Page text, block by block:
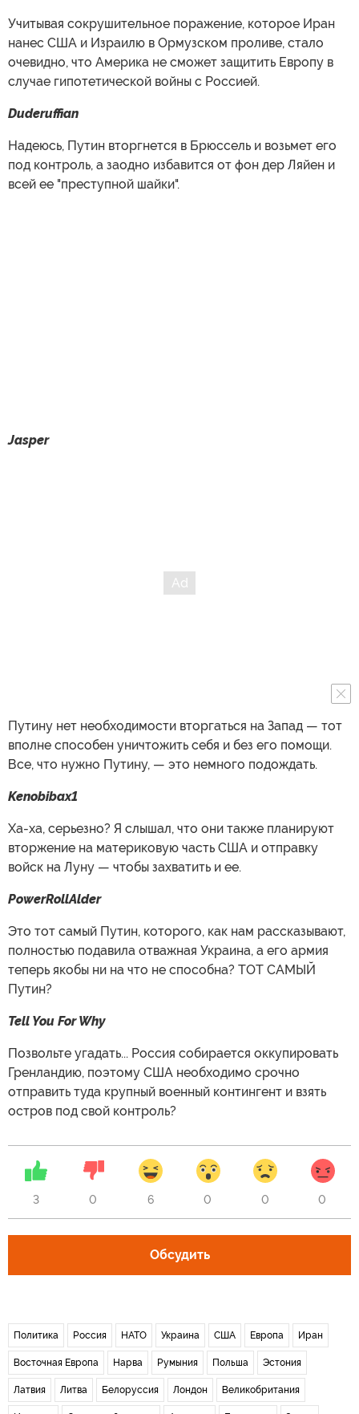
Учитывая сокрушительное поражение, которое Иран
нанес США и Израилю в Ормузском проливе, стало
очевидно, что Америка не сможет защитить Европу в
случае гипотетической войны с Россией.
Duderuffian
Надеюсь, Путин вторгнется в Брюссель и возьмет его
под контроль, а заодно избавится от фон дер Ляйен и
всей ее "преступной шайки".
Jasper
Путину нет необходимости вторгаться на Запад — тот
вполне способен уничтожить себя и без его помощи.
Все, что нужно Путину, — это немного подождать.
Kenobibax1
Ха-ха, серьезно? Я слышал, что они также планируют
вторжение на материковую часть США и отправку
войск на Луну — чтобы захватить и ее.
PowerRollAlder
Это тот самый Путин, которого, как нам рассказывают,
полностью подавила отважная Украина, а его армия
теперь якобы ни на что не способна? ТОТ САМЫЙ
Путин?
Tell You For Why
Позвольте угадать... Россия собирается оккупировать
Гренландию, поэтому США необходимо срочно
отправить туда крупный военный контингент и взять
остров под свой контроль?
3 0 6 0 0 0
Обсудить
Политика Россия НАТО Украина США Европа Иран
Восточная Европа Нарва Румыния Польша Эстония
Латвия Литва Белоруссия Лондон Великобритания